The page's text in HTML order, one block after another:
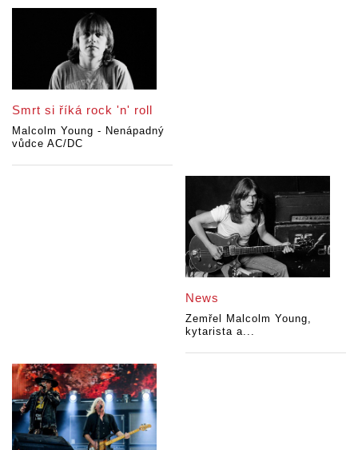
Smrt si říká rock 'n' roll
Malcolm Young - Nenápadný
vůdce AC/DC
News
Zemřel Malcolm Young,
kytarista a...